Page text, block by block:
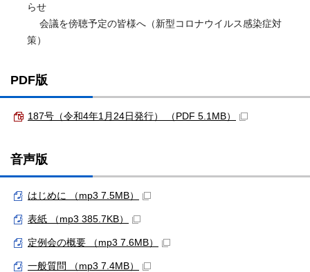
らせ
会議を傍聴予定の皆様へ（新型コロナウイルス感染症対
策）
PDF版
187号（令和4年1月24日発行） （PDF 5.1MB）
音声版
はじめに （mp3 7.5MB）
表紙 （mp3 385.7KB）
定例会の概要 （mp3 7.6MB）
一般質問 （mp3 7.4MB）